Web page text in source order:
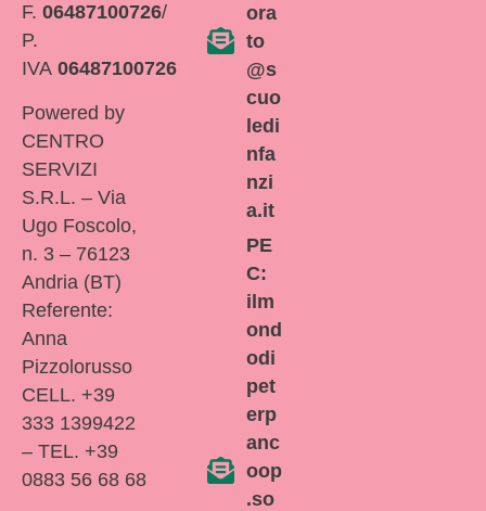
F. 06487100726/
P.
IVA 06487100726
Powered by
CENTRO
SERVIZI
S.R.L. – Via
Ugo Foscolo,
n. 3 – 76123
Andria (BT)
Referente:
Anna
Pizzolorusso
CELL. +39
333 1399422
– TEL. +39
0883 56 68 68
ora
to
@s
cuo
ledi
nfa
nzi
a.it
PE
C:
ilm
ond
odi
pet
erp
anc
oop
.so